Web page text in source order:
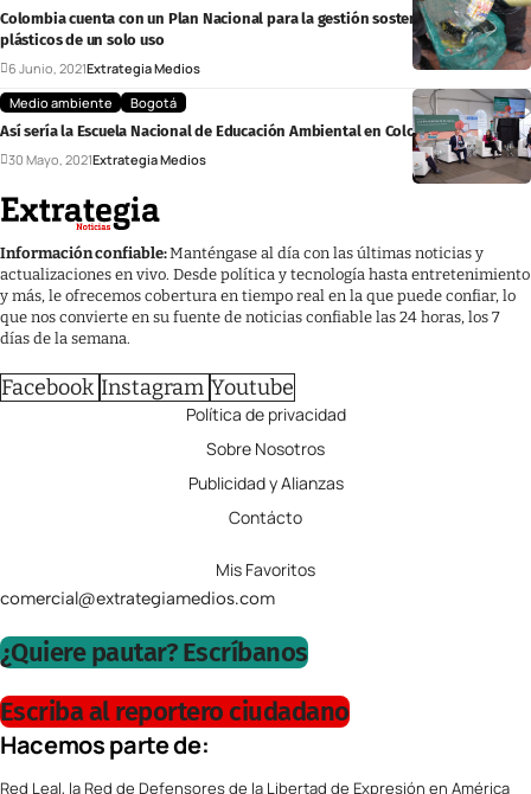
Colombia cuenta con un Plan Nacional para la gestión sostenible de los
plásticos de un solo uso
6 Junio, 2021Extrategia Medios
Medio ambiente
Bogotá
Así sería la Escuela Nacional de Educación Ambiental en Colombia
30 Mayo, 2021Extrategia Medios
Información confiable:Manténgase al día con las últimas noticias y
actualizaciones en vivo. Desde política y tecnología hasta entretenimiento
y más, le ofrecemos cobertura en tiempo real en la que puede confiar, lo
que nos convierte en su fuente de noticias confiable las 24 horas, los 7
días de la semana.
Facebook Instagram Youtube
Política de privacidad
Sobre Nosotros
Publicidad y Alianzas
Contácto
Mis Favoritos
comercial@extrategiamedios.com
¿Quiere pautar? Escríbanos
Escriba al reportero ciudadano
Hacemos parte de:
Red Leal, la Red de Defensores de la Libertad de Expresión en América